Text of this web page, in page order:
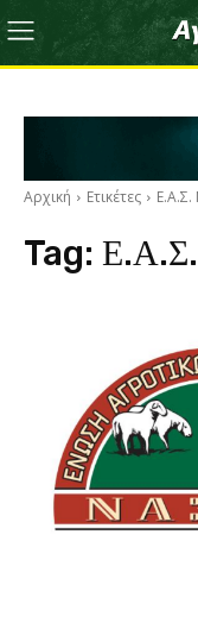
Αρχική Ετικέτες
Tag: